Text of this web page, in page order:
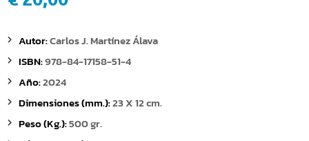
Autor:Carlos J. Martínez Álava
ISBN:978-84-17158-51-4
Año:2024
Dimensiones (mm.):23 X 12 cm.
Peso (Kg.):500 gr.